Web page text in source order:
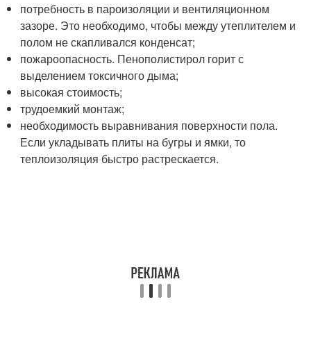
потребность в пароизоляции и вентиляционном
зазоре. Это необходимо, чтобы между утеплителем и
полом не скапливался конденсат;
пожароопасность. Пенополистирол горит с
выделением токсичного дыма;
высокая стоимость;
трудоемкий монтаж;
необходимость выравнивания поверхности пола.
Если укладывать плиты на бугры и ямки, то
теплоизоляция быстро растрескается.